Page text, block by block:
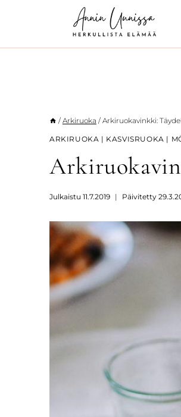
/ Arkiruoka / Arkiruokavinkki:
ARKIRUOKA | KASVISRUOKA |
Julkaistu 11.7.2019 Päivitetty